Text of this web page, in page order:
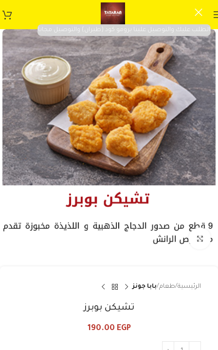
الطلب عليك والتوصيل علينا برومو كود (طيران) والتوصيل مجانا
Click to enlarge
الرئيسية طعام بابا جونز
تشيكن بوبرز
190.00 EGP